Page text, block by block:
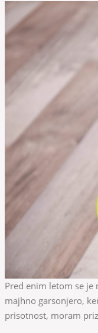
Pred enim letom se je najina hčerka odločila, da se preseli na svoje. V najem si je za začetek vzela
majhno garsonjero,
prisotnost, moram